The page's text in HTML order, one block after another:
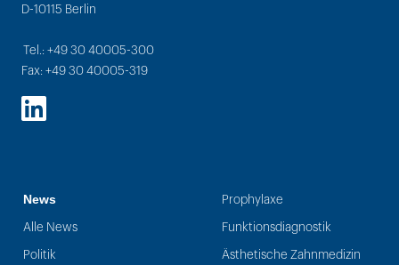
D-10115 Berlin
Tel.: +49 30 40005-300
Fax: +49 30 40005-319
LinkedIn
News
Alle News
Politik
Prophylaxe
Funktionsdiagnostik
Ästhetische Zahnmedizin